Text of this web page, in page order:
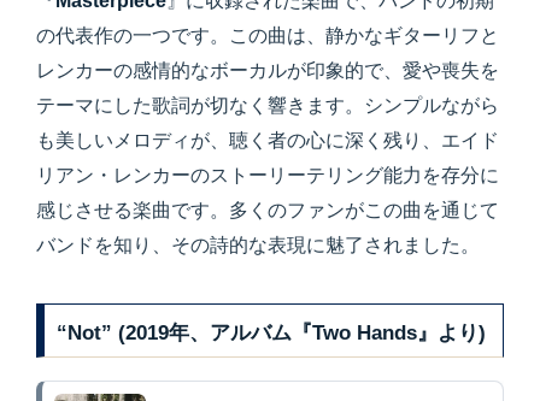
の代表作の一つです。この曲は、静かなギターリフと
レンカーの感情的なボーカルが印象的で、愛や喪失を
テーマにした歌詞が切なく響きます。シンプルながら
も美しいメロディが、聴く者の心に深く残り、エイド
リアン・レンカーのストーリーテリング能力を存分に
感じさせる楽曲です。多くのファンがこの曲を通じて
バンドを知り、その詩的な表現に魅了されました。
“Not” (2019年、アルバム『Two Hands』より)